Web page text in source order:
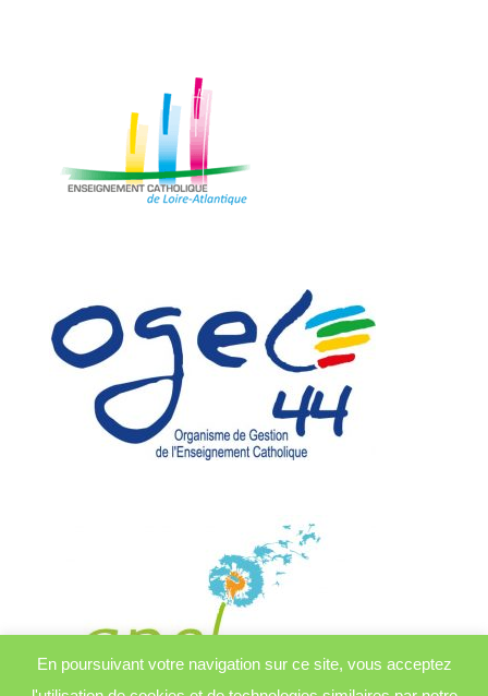
En poursuivant votre navigation sur ce site, vous acceptez